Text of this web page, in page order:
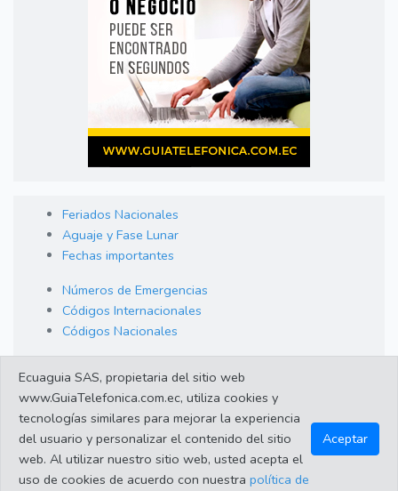
Feriados Nacionales
Aguaje y Fase Lunar
Fechas importantes
Números de Emergencias
Códigos Internacionales
Códigos Nacionales
Cambio de Divisas
Enlaces de interes
©2023 Guiatelefonica.com.ec una empresa 100% ecuatoriana.
Ecuaguia SAS, propietaria del sitio web
www.GuiaTelefonica.com.ec, utiliza cookies y
tecnologías similares para mejorar la experiencia
del usuario y personalizar el contenido del sitio
web. Al utilizar nuestro sitio web, usted acepta el
uso de cookies de acuerdo con nuestra política de
Aceptar